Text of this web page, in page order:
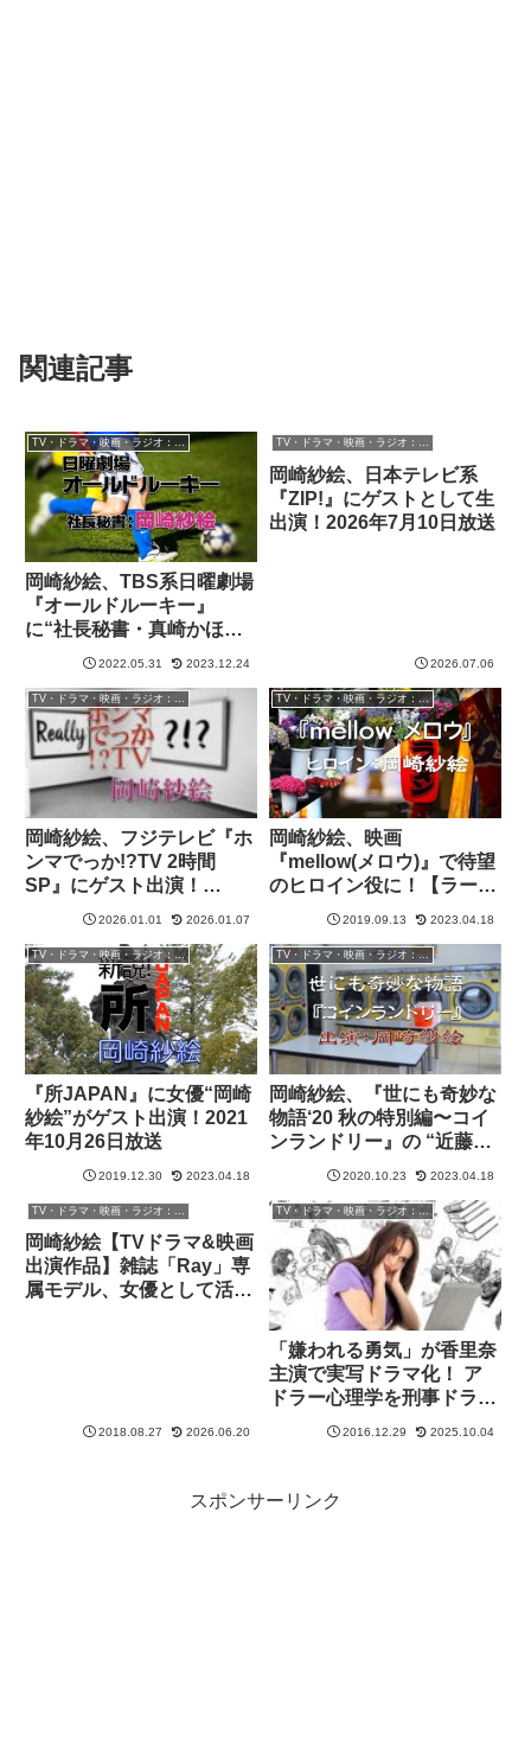
関連記事
TV・ドラマ・映画・ラジオ：岡崎紗絵
岡崎紗絵、TBS系日曜劇場
『オールドルーキー』
に“社長秘書・真崎かほり
役”としてレギュラー出
ト
2022.05.31 2023.12.24
TV・ドラマ・映画・ラジオ：岡崎紗絵
岡崎紗絵、日本テレビ系
『ZIP!』にゲストとして生
出演！2026年7月10日放送
2026.07.06
TV・ドラマ・映画・ラジオ：岡崎紗絵
岡崎紗絵、フジテレビ『ホ
ンマでっか!?TV 2時間
SP』にゲスト出演！
【2026年1月7日】
2026.01.01 2026.01.07
TV・ドラマ・映画・ラジオ：岡崎紗絵
岡崎紗絵、映画
『mellow(メロウ)』で待望
のヒロイン役に！【ラーメ
ン屋の女店主：古川木帆
2019.09.13 2023.04.18
TV・ドラマ・映画・ラジオ：岡崎紗絵
『所JAPAN』に女優“岡崎
紗絵”がゲスト出演！2021
年10月26日放送
2019.12.30 2023.04.18
TV・ドラマ・映画・ラジオ：岡崎紗絵
岡崎紗絵、『世にも奇妙な
物語‘20 秋の特別編〜コイ
ンランドリー』の “近藤亜
美役” で出演！
2020.10.23 2023.04.18
TV・ドラマ・映画・ラジオ：岡崎紗絵
岡崎紗絵【TVドラマ&映画
出演作品】雑誌「Ray」専
属モデル、女優として活躍
2018.08.27 2026.06.20
TV・ドラマ・映画・ラジオ：岡崎紗絵
「嫌われる勇気」が香里奈
主演で実写ドラマ化！ ア
ドラー心理学を刑事ドラマ
2016.12.29 2025.10.04
スポンサーリンク